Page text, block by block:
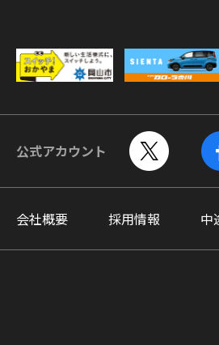
公式アカウント
会社概要 採用情報 中